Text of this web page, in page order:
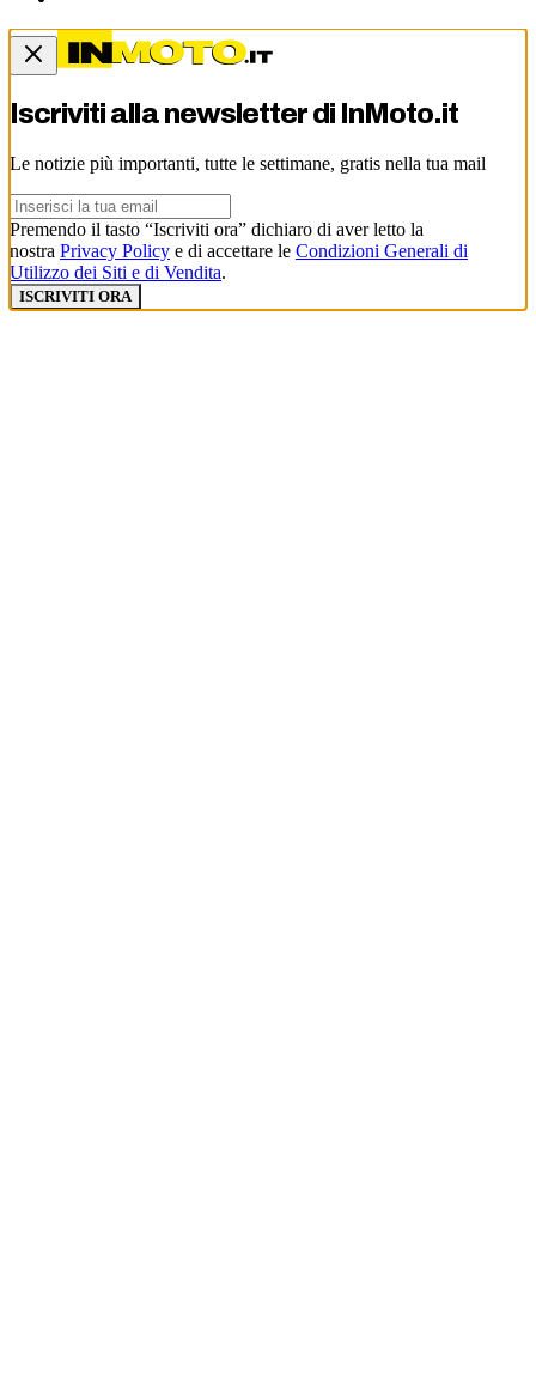
Iscriviti alla newsletter di InMoto.it
Le notizie più importanti, tutte le settimane, gratis nella tua mail
Premendo il tasto “Iscriviti ora” dichiaro di aver letto la
nostra Privacy Policy e di accettare le Condizioni Generali di
Utilizzo dei Siti e di Vendita.
ISCRIVITI ORA